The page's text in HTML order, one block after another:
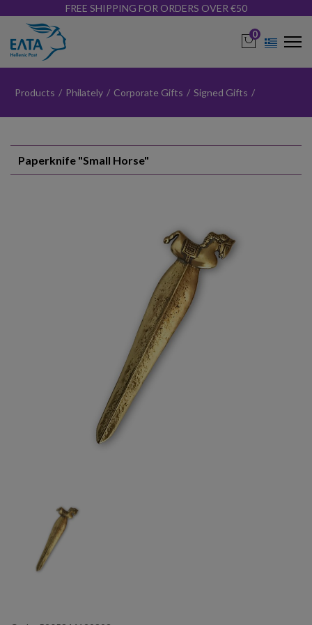
FREE SHIPPING FOR ORDERS OVER €50
0
Products / Philately / Corporate Gifts / Signed Gifts /
Paperknife "Small Horse"